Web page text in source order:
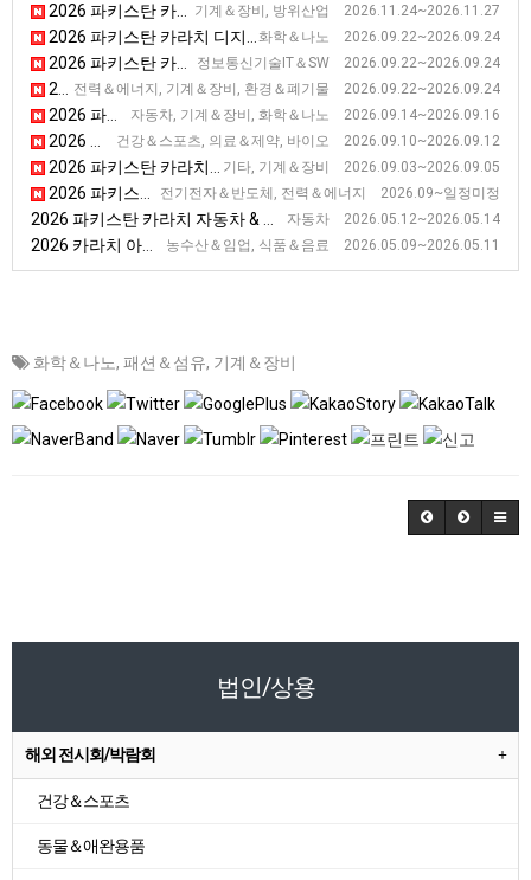
기계＆장비, 방위산업 2026.11.24~2026.11.27
2026 파키스탄 카라치 방위산업 전시회 [IDEAS]
화학＆나노 2026.09.22~2026.09.24
2026 파키스탄 카라치 디지털 광고 & 프린팅 전시회 [Digital Signage & Printing Asia]
정보통신기술IT＆SW 2026.09.22~2026.09.24
2026 파키스탄 카라치 정보기술, 네트워크 전시회 [28th ITCN Asia]
전력＆에너지, 기계＆장비, 환경＆폐기물 2026.09.22~2026.09.24
2026 파키스탄 카라치 국제 무역.산업 기계 전시회 [ITIF ASIA]
자동차, 기계＆장비, 화학＆나노 2026.09.14~2026.09.16
2026 파키스탄 카라치 자동차 전시회 [PAPS]
건강＆스포츠, 의료＆제약, 바이오 2026.09.10~2026.09.12
2026 파키스탄 헬스 아시아 [Health Asia 2026]
기타, 기계＆장비 2026.09.03~2026.09.05
2026 파키스탄 카라치 플라스틱, 포장 & 인쇄 전시회 [P&P]
전기전자＆반도체, 전력＆에너지 2026.09~일정미정
2026 파키스탄 전기전자 산업 전시회 [IEEEP Fair 2026]
자동차 2026.05.12~2026.05.14
2026 파키스탄 카라치 자동차 & 수송 전시회 [ Auto, Transport & Logistic Asia]
농수산＆임업, 식품＆음료 2026.05.09~2026.05.11
2026 카라치 아시아 농업전 [Agri & Livestock Asia 2026]
화학＆나노, 패션＆섬유, 기계＆장비
법인/상용
해외 전시회/박람회
건강＆스포츠
동물＆애완용품